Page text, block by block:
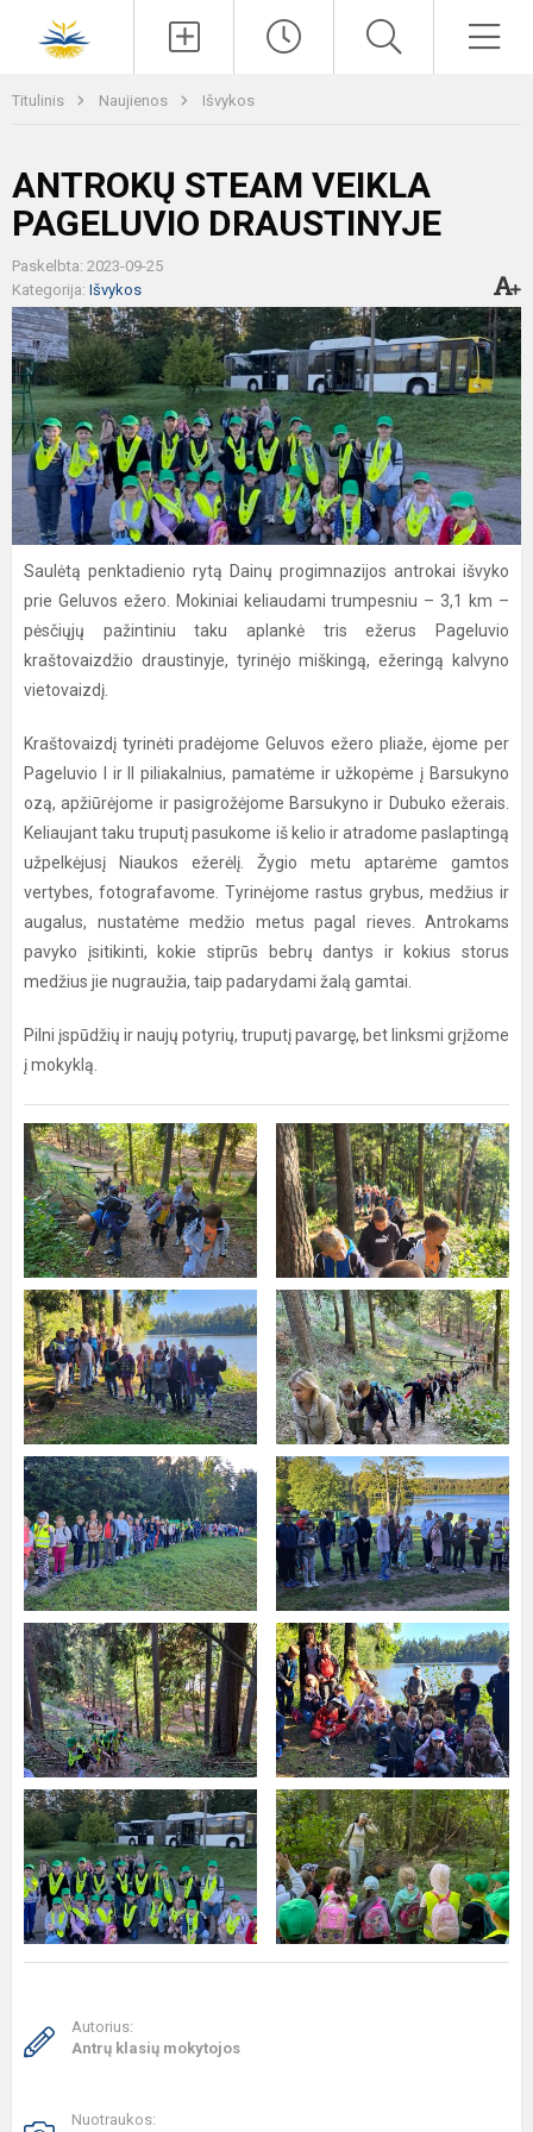
Titulinis Naujienos Išvykos
ANTROKŲ STEAM VEIKLA
PAGELUVIO DRAUSTINYJE
Paskelbta: 2023-09-25
Kategorija: Išvykos
Saulėtą penktadienio rytą Dainų progimnazijos antrokai išvyko
prie Geluvos ežero. Mokiniai keliaudami trumpesniu – 3,1 km –
pėsčiųjų pažintiniu taku aplankė tris ežerus Pageluvio
kraštovaizdžio draustinyje, tyrinėjo miškingą, ežeringą kalvyno
vietovaizdį.
Kraštovaizdį tyrinėti pradėjome Geluvos ežero pliaže, ėjome per
Pageluvio I ir II piliakalnius, pamatėme ir užkopėme į Barsukyno
ozą, apžiūrėjome ir pasigrožėjome Barsukyno ir Dubuko ežerais.
Keliaujant taku truputį pasukome iš kelio ir atradome paslaptingą
užpelkėjusį Niaukos ežerėlį. Žygio metu aptarėme gamtos
vertybes, fotografavome. Tyrinėjome rastus grybus, medžius ir
augalus, nustatėme medžio metus pagal rieves. Antrokams
pavyko įsitikinti, kokie stiprūs bebrų dantys ir kokius storus
medžius jie nugraužia, taip padarydami žalą gamtai.
Pilni įspūdžių ir naujų potyrių, truputį pavargę, bet linksmi grįžome
į mokyklą.
Autorius:
Antrų klasių mokytojos
Nuotraukos: